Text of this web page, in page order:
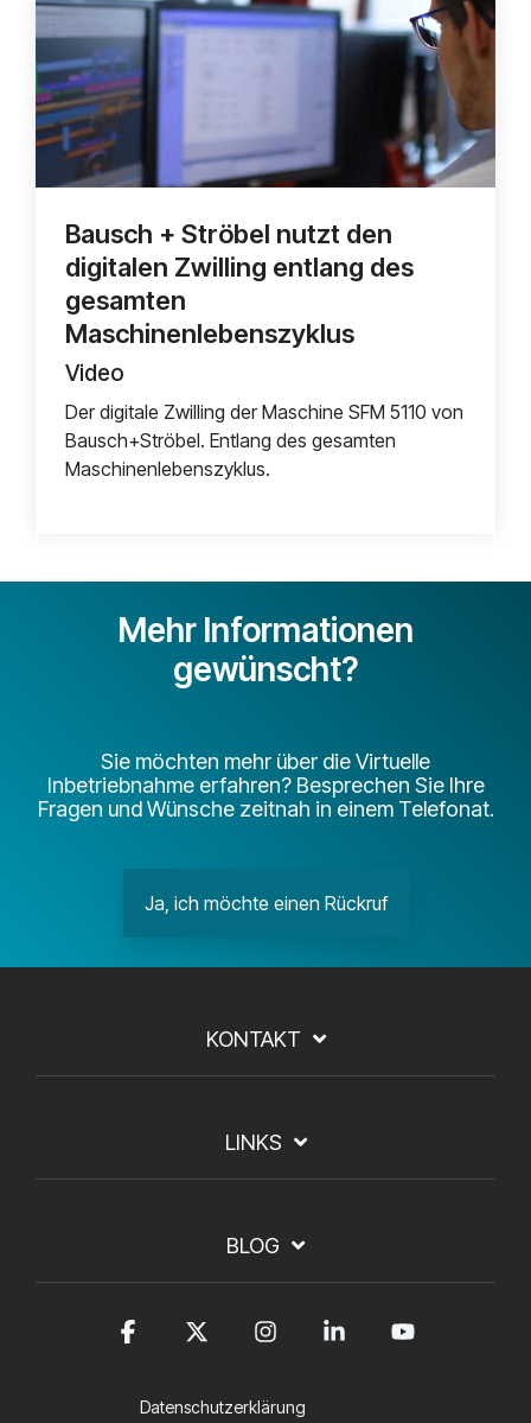
Bausch + Ströbel nutzt den
digitalen Zwilling entlang des
gesamten
Maschinenlebenszyklus
Video
Der digitale Zwilling der Maschine SFM 5110 von
Bausch+Ströbel. Entlang des gesamten
Maschinenlebenszyklus.
Mehr Informationen
gewünscht?
Sie möchten mehr über die Virtuelle
Inbetriebnahme erfahren? Besprechen Sie Ihre
Fragen und Wünsche zeitnah in einem Telefonat.
Ja, ich möchte einen Rückruf
KONTAKT
LINKS
BLOG
Datenschutzerklärung
Facebook Instagram
Linkedin